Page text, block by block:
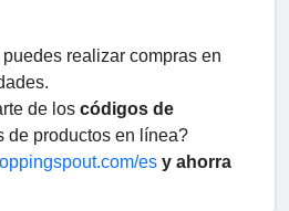
puedes realizar compras en
de los códigos de
de productos en línea?
es y ahorra